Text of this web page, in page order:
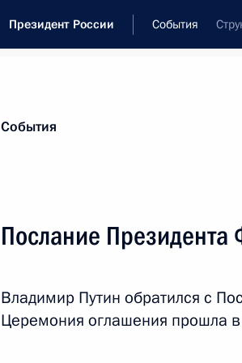
Президент России События
Новости
Послания Федеральному Собранию
Совещания, заседания, рабочие встречи
Речи и обращения
События
Послание
Владимир Путин обратился с
Церемония оглашения прошла